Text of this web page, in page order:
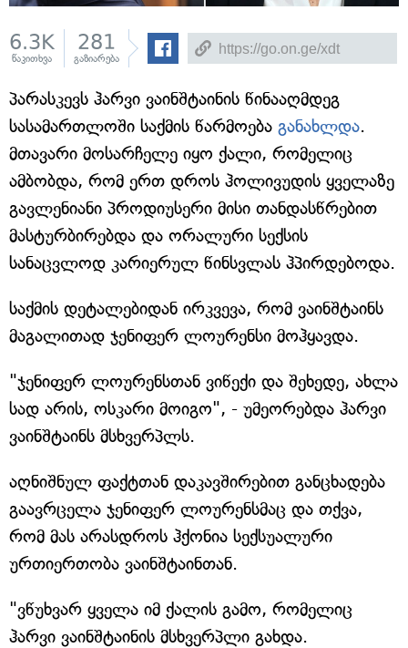
6.3K
წაკითხვა
281
გაზიარება
პარასკევს ჰარვი ვაინშტაინის წინააღმდეგ
სასამართლოში საქმის წარმოება განახლდა.
მთავარი მოსარჩელე იყო ქალი, რომელიც
ამბობდა, რომ ერთ დროს ჰოლივუდის ყველაზე
გავლენიანი პროდიუსერი მისი თანდასწრებით
მასტურბირებდა და ორალური სექსის
სანაცვლოდ კარიერულ წინსვლას ჰპირდებოდა.
საქმის დეტალებიდან ირკვევა, რომ ვაინშტაინს
მაგალითად ჯენიფერ ლოურენსი მოჰყავდა.
"ჯენიფერ ლოურენსთან ვიწექი და შეხედე, ახლა
სად არის, ოსკარი მოიგო", - უმეორებდა ჰარვი
ვაინშტაინს მსხვერპლს.
აღნიშნულ ფაქტთან დაკავშირებით განცხადება
გაავრცელა ჯენიფერ ლოურენსმაც და თქვა,
რომ მას არასდროს ჰქონია სექსუალური
ურთიერთობა ვაინშტაინთან.
"ვწუხვარ ყველა იმ ქალის გამო, რომელიც
ჰარვი ვაინშტაინის მსხვერპლი გახდა.